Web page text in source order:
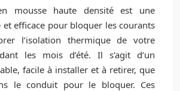
mousse haute densité est une
efficace pour bloquer les courants
l’isolation thermique de votre
les mois d’été. Il s’agit d’un
facile à installer et à retirer, que
le conduit pour le bloquer. Ces